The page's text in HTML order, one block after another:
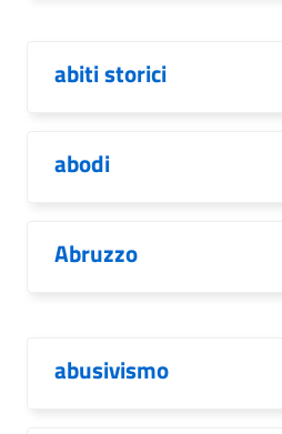
abiti storici
abodi
Abruzzo
abusivismo